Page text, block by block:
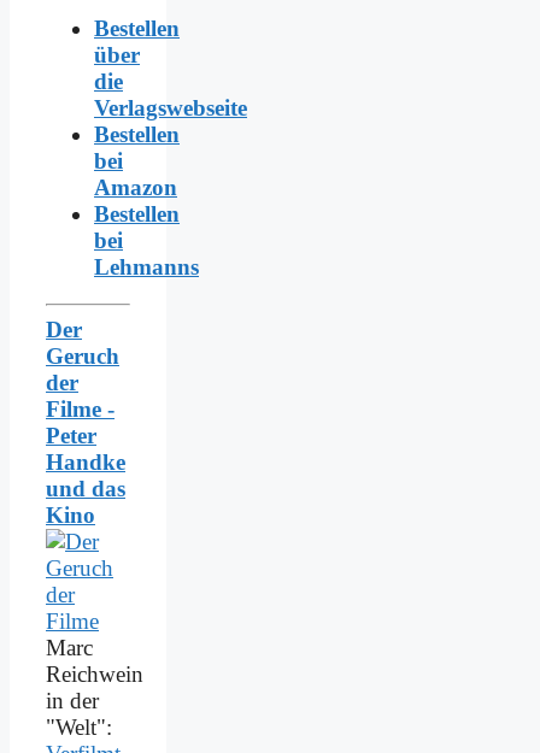
Bestellen
über
die
Verlagswebseite
Bestellen
bei
Amazon
Bestellen
bei
Lehmanns
Der
Geruch
der
Filme -
Peter
Handke
und das
Kino
Marc
Reichwein
in der
"Welt":